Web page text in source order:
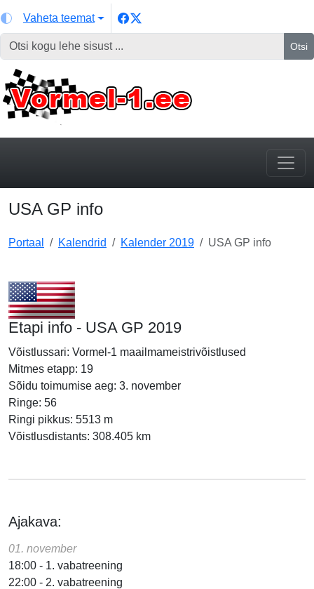
Vaheta teemat
Otsi
USA GP info
Portaal Kalendrid Kalender 2019 USA GP info
Etapi info - USA GP 2019
Võistlussari: Vormel-1 maailmameistrivõistlused
Mitmes etapp: 19
Sõidu toimumise aeg: 3. november
Ringe: 56
Ringi pikkus: 5513 m
Võistlusdistants: 308.405 km
Ajakava:
01. november
18:00 - 1. vabatreening
22:00 - 2. vabatreening